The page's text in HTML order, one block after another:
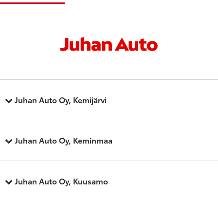
Juhan Auto Oy, Kemijärvi
Juhan Auto Oy, Keminmaa
Juhan Auto Oy, Kuusamo